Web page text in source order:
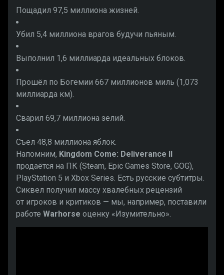
Пощадил 97,5 миллиона жизней.
Убил 5,4 миллиона врагов будучи пьяным.
Выполнил 1,6 миллиарда идеальных блоков.
Прошёл по Богемии 667 миллионов миль (1,073
миллиарда км).
Сварил 69,7 миллиона зелий.
Съел 48,8 миллиона яблок.
Напомним, Kingdom Come: Deliverance II
продаётся на ПК (Steam, Epic Games Store, GOG),
PlayStation 5 и Xbox Series. Есть русские субтитры.
Сиквел получил массу хвалебных рецензий
от игроков и критиков — мы, например, поставили
работе Warhorse оценку «Изумительно».